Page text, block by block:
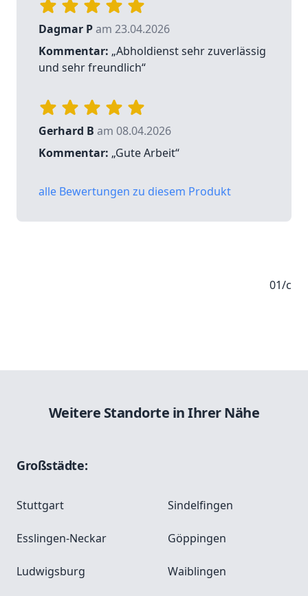
Dagmar Pam 23.04.2026
Kommentar: „Abholdienst sehr zuverlässig
und sehr freundlich“
Gerhard B am 08.04.2026
Kommentar: „Gute Arbeit“
alle Bewertungen zu diesem Produkt
01/c
Weitere Standorte in Ihrer Nähe
Großstädte:
Stuttgart Sindelfingen
Esslingen-Neckar Göppingen
Ludwigsburg Waiblingen